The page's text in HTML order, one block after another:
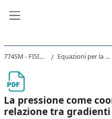
774SM - FISICA DELL'ATMOSFERA 2020 Equazioni per la scala sinottica e la scala planetaria
La pressione come
relazione tra